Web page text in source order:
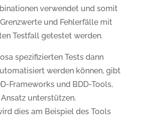
verwendet und somit
und Fehlerfälle mit
Testfall getestet werden.
spezifizierten Tests dann
werden können, gibt
Frameworks und BDD-Tools,
unterstützen.
dies am Beispiel des Tools